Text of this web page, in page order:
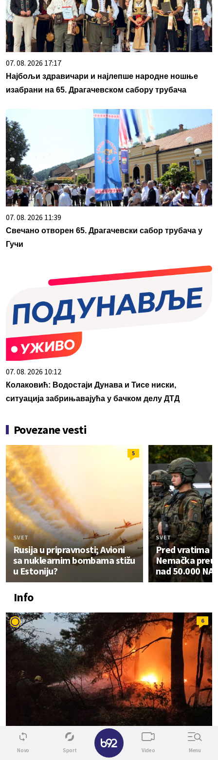
07. 08. 2026 17:17
Најбољи здравичари и најлепше народне ношње
изабрани на 65. Драгачевском сабору трубача
07. 08. 2026 11:39
Свечано отворен 65. Драгачевски сабор трубача у
Гучи
07. 08. 2026 10:12
Колаковић: Водостаји Дунава и Тисе ниски,
ситуација забрињавајућа у бачком делу ДТД
Povezane vesti
5
SVET
Rusija u pripravnosti; Avioni
sa nuklearnim bombama stižu
u Estoniju?
SVET
Pred vratima
Nemačka
nad 50.000
Info
6
Novo Sport Video Menu
✕